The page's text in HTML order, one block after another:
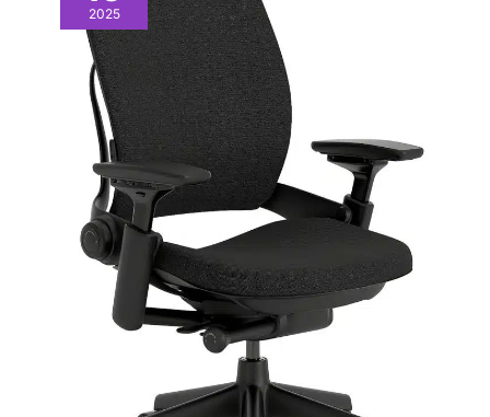
procédure ：1.Serrez d’abord les vis en diagonale (par
exemple, en haut à gauche, puis en bas à droite).2.Évitez de
serrer les vis du bas en premier, afin de faciliter
l’ajustement.3.Une fois les vis diagonales bien fixées, serrez
les deux autres.Cette méthode garantit une installation stable et
sécurisée.
2025